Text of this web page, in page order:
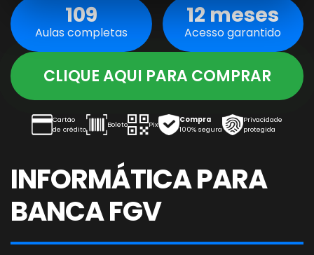
INFORMÁTICA PARA
BANCA FGV
109
Aulas completas
12 meses
Acesso garantido
CLIQUE AQUI PARA COMPRAR
Cartão
de crédito
Boleto Pix
Compra
100% segura
Privacidade
protegida